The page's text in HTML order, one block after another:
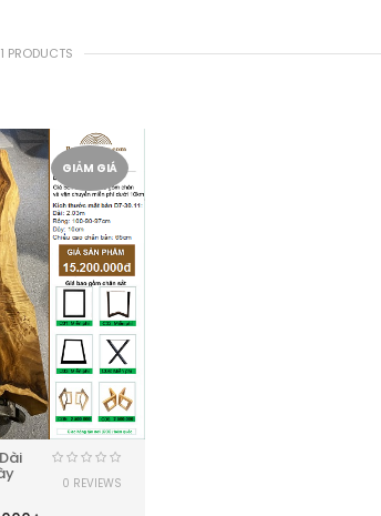
PRODUCTS
GIẢM GIÁ
0 REVIEWS